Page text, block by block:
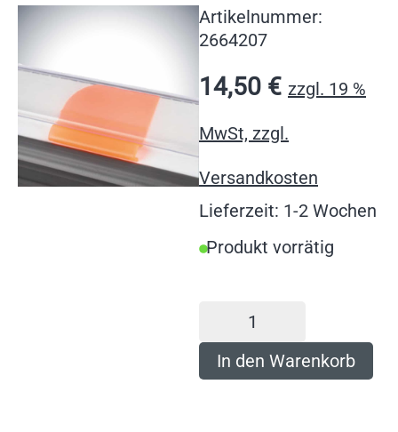
Artikelnummer:
2664207
14,50 € zzgl. 19 %
MwSt, zzgl.
Versandkosten
Lieferzeit: 1-2 Wochen
Produkt vorrätig
In den Warenkorb